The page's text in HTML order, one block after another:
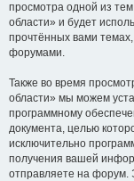
просмотра одной из
области» и будет
прочтённых вами
форумами.
Также во время
области» мы можем
программному
документа, целью
исключительно
получения вашей
отправляете на форум.